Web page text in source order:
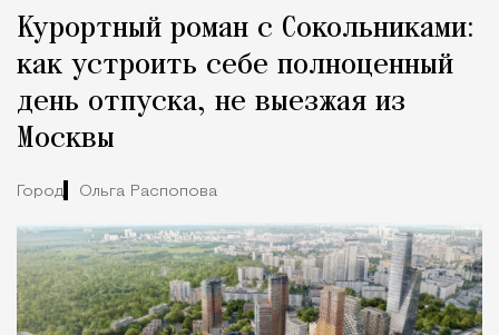
Курортный роман с Сокольниками:
как устроить себе полноценный
день отпуска, не выезжая из
Москвы
Город Ольга Распопова